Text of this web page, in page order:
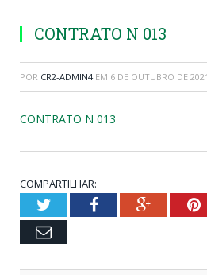
CONTRATO N 013
POR CR2-ADMIN4 EM 6 DE OUTUBRO DE 2021
CONTRATO N 013
COMPARTILHAR:
TwitterFacebookGoogle+
Email